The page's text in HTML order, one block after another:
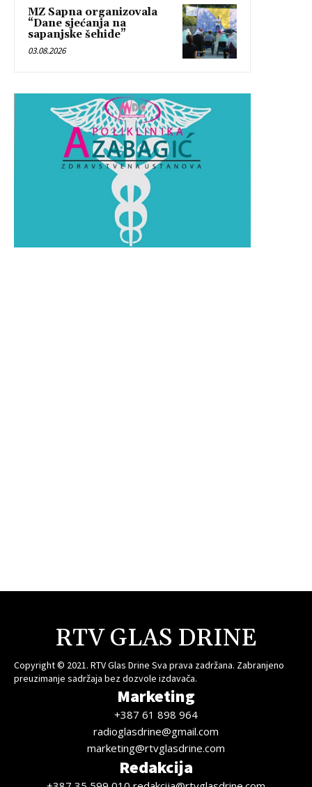
MZ Sapna organizovala
“Dane sjećanja na
sapanjske šehide”
03.08.2026
RTV GLAS DRINE
Copyright © 2021. RTV Glas Drine Sva prava zadržana. Zabranjeno
preuzimanje sadržaja bez dozvole izdavača.
Marketing
+387 61 898 964
radioglasdrine@gmail.com
marketing@rtvglasdrine.com
Redakcija